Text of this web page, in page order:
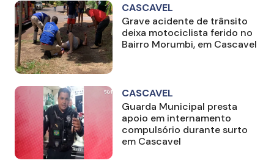
CASCAVEL
Grave acidente de trânsito
deixa motociclista ferido no
Bairro Morumbi, em Cascavel
CASCAVEL
Guarda Municipal presta
apoio em internamento
compulsório durante surto
em Cascavel